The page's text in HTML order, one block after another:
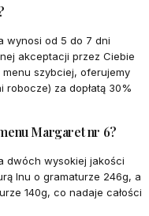
wynosi od 5 do 7 dni
akceptacji przez Ciebie
szybciej, oferujemy
robocze) za dopłatą 30%
Margaret nr 6?
dwóch wysokiej jakości
lnu o gramaturze 246g, a
140g, co nadaje całości